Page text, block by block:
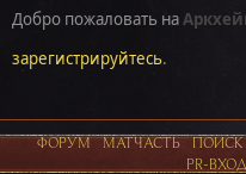
Добро пожаловать на
зарегистрируйтесь.
ФОРУМ МАТЧАСТЬ ПОИСК
PR-ВХОД